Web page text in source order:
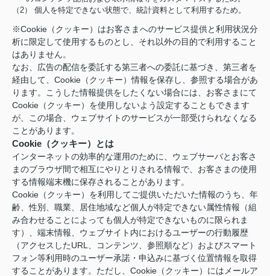
（2） 個人を特定できない状態で、統計資料として利用するため。
※Cookie（クッキー）はお客さまへのサービス提供と利用状況分
析に限定して使用するものとし、それ以外の目的で利用すること
はありません。
なお、広告の配信を委託する第三者への委託に基づき、第三者を
経由して、Cookie（クッキー）情報を保存し、参照する場合があ
ります。こうした情報提供をしたくない場合には、お客さまにて
Cookie（クッキー）を使用しないよう設定することもできます
が、この場合、ウェブサイトのサービスが一部受けられなくなる
ことがあります。
Cookie（クッキー）とは
インターネットの効率的な運用のために、ウェブサーバとお客さ
まのブラウザ間で相互にやりとりされる情報で、お客さまの使用
する情報端末機に保存されることがあります。
Cookie（クッキー）を利用してご提供いただいた情報のうち、年
齢、性別、職業、居住地域など個人が特定できない属性情報（組
み合わせることによっても個人が特定できないものに限られま
す）、端末情報、ウェブサイト内におけるユーザーの行動履歴
（アクセスしたURL、コンテンツ、参照順など）およびスマート
フォン等利用時のユーザー承諾・申込みに基づく位置情報を取得
することがあります。ただし、Cookie（クッキー）にはメールア